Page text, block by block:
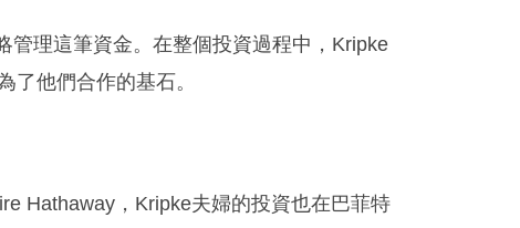
管理這筆資金。在整個投資過程中，Kripke
了他們合作的基石。
Hathaway，Kripke夫婦的投資也在巴菲特